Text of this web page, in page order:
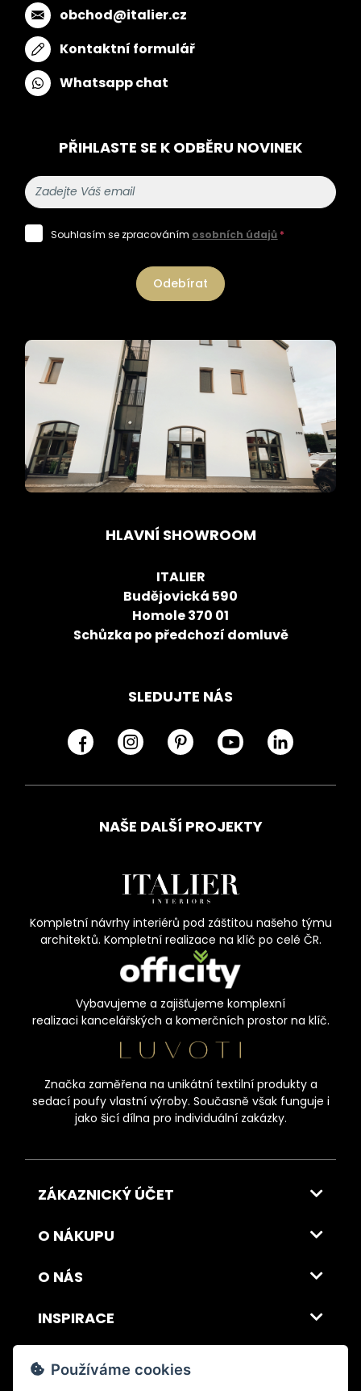
obchod@italier.cz
Kontaktní formulář
Whatsapp chat
PŘIHLASTE SE K ODBĚRU NOVINEK
Souhlasím se zpracováním osobních údajů *
Odebírat
HLAVNÍ SHOWROOM
ITALIER
Budějovická 590
Homole 370 01
Schůzka po předchozí domluvě
SLEDUJTE NÁS
NAŠE DALŠÍ PROJEKTY
Kompletní návrhy interiérů pod záštitou našeho týmu
architektů. Kompletní realizace na klíč po celé ČR.
Vybavujeme a zajišťujeme komplexní
realizaci kancelářských a komerčních prostor na klíč.
Značka zaměřena na unikátní textilní produkty a
sedací poufy vlastní výroby. Současně však funguje i
jako šicí dílna pro individuální zakázky.
ZÁKAZNICKÝ ÚČET
O NÁKUPU
O NÁS
INSPIRACE
DOPRAVA A PLATBA
Používáme cookies